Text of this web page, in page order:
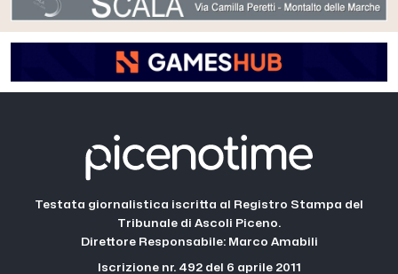
Testata giornalistica iscritta al Registro Stampa del
Tribunale di Ascoli Piceno.
Direttore Responsabile: Marco Amabili
Iscrizione nr. 492 del 6 aprile 2011